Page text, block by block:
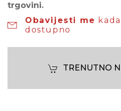
trgovini.
Obavijesti me
dostupno
TRENUTNO